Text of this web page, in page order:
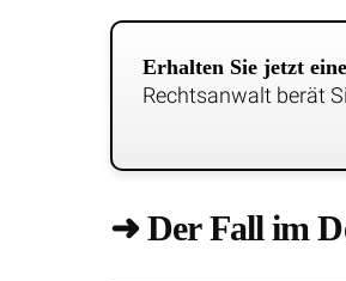
Erhalten Sie jetzt
Rechtsanwalt berät
➜ Der Fall im